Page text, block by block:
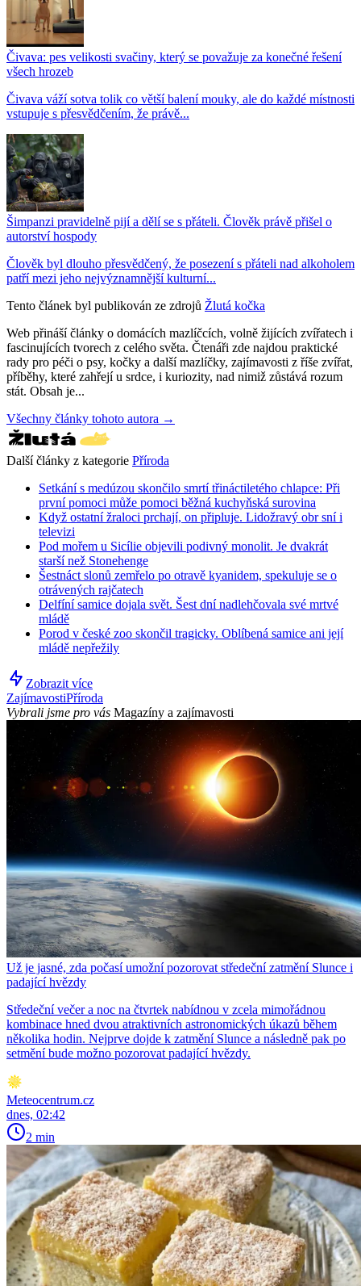
Čivava: pes velikosti svačiny, který se považuje za konečné řešení
všech hrozeb
Čivava váží sotva tolik co větší balení mouky, ale do každé místnosti
vstupuje s přesvědčením, že právě...
Šimpanzi pravidelně pijí a dělí se s přáteli. Člověk právě přišel o
autorství hospody
Člověk byl dlouho přesvědčený, že posezení s přáteli nad alkoholem
patří mezi jeho nejvýznamnější kulturní...
Tento článek byl publikován ze zdrojů Žlutá kočka
Web přináší články o domácích mazlíčcích, volně žijících zvířatech i
fascinujících tvorech z celého světa. Čtenáři zde najdou praktické
rady pro péči o psy, kočky a další mazlíčky, zajímavosti z říše zvířat,
příběhy, které zahřejí u srdce, i kuriozity, nad nimiž zůstává rozum
stát. Obsah je...
Všechny články tohoto autora →
Další články z kategorie Příroda
Setkání s medúzou skončilo smrtí třináctiletého chlapce: Při
první pomoci může pomoci běžná kuchyňská surovina
Když ostatní žraloci prchají, on připluje. Lidožravý obr sní i
televizi
Pod mořem u Sicílie objevili podivný monolit. Je dvakrát
starší než Stonehenge
Šestnáct slonů zemřelo po otravě kyanidem, spekuluje se o
otrávených rajčatech
Delfíní samice dojala svět. Šest dní nadlehčovala své mrtvé
mládě
Porod v české zoo skončil tragicky. Oblíbená samice ani její
mládě nepřežily
Zobrazit více
ZajímavostiPříroda
Vybrali jsme pro vás Magazíny a zajímavosti
Už je jasné, zda počasí umožní pozorovat středeční zatmění Slunce i
padající hvězdy
Středeční večer a noc na čtvrtek nabídnou v zcela mimořádnou
kombinace hned dvou atraktivních astronomických úkazů během
několika hodin. Nejprve dojde k zatmění Slunce a následně pak po
setmění bude možno pozorovat padající hvězdy.
Meteocentrum.cz
dnes, 02:42
2 min